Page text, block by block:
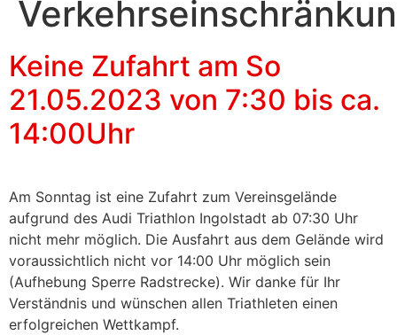
Keine Zufahrt am So
21.05.2023 von 7:30 bis ca.
14:00Uhr
Am Sonntag ist eine Zufahrt zum Vereinsgelände
aufgrund des Audi Triathlon Ingolstadt ab 07:30 Uhr
nicht mehr möglich. Die Ausfahrt aus dem Gelände wird
voraussichtlich nicht vor 14:00 Uhr möglich sein
(Aufhebung Sperre Radstrecke). Wir danke für Ihr
Verständnis und wünschen allen Triathleten einen
erfolgreichen Wettkampf.